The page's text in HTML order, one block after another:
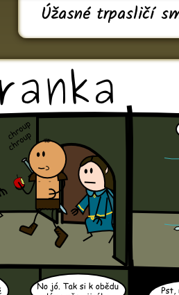
Úžasné trpasličí